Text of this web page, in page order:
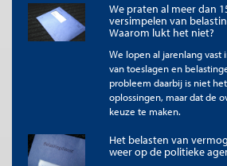
Er is daarnaast geen algemeen
(wetenschappelijke) definitie van
ambtenarij op kan bouwen. Depogingen
hebben niet tot een standaard geleid. Er
wetenschappelijke literatuur die zich
systemen en die ook definieert, maar
de interactie tussen verschillende
voortvloeiende fenomenen. Dit is een
complexiteit.
We praten al meer dan
versimpelen van
Waarom lukt het niet?
We lopen al jarenlang vast
van toeslagen en
probleem daarbij is niet
oplossingen, maar dat de
keuze te maken.
Het belasten van
weer op de politieke